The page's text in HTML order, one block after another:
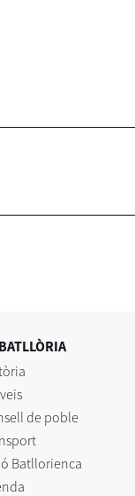
de poble
Batllorienca